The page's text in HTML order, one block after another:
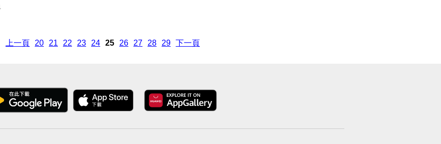
上一頁 20 21 22 23 24 25 26 27 28 29 下一頁